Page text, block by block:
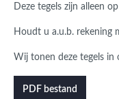
Deze tegels zijn alleen
Houdt u a.u.b. rekening
Wij tonen deze tegels in
PDF bestand